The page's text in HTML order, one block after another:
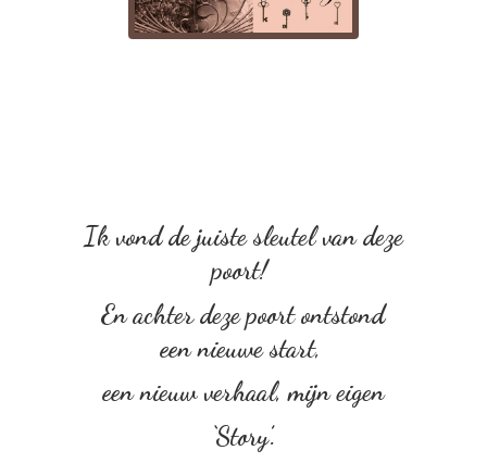
Ik vond de juiste sleutel van deze
poort!
En achter deze poort ontstond
een nieuwe start,
een nieuw verhaal, mijn eigen
‘Story’.